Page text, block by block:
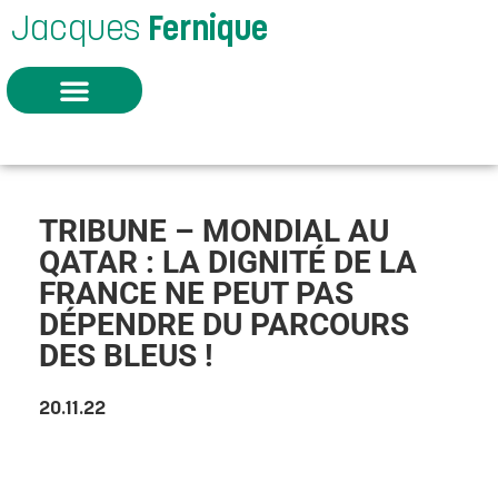
Jacques Fernique
TRIBUNE – MONDIAL AU
QATAR : LA DIGNITÉ DE LA
FRANCE NE PEUT PAS
DÉPENDRE DU PARCOURS
DES BLEUS !
20.11.22